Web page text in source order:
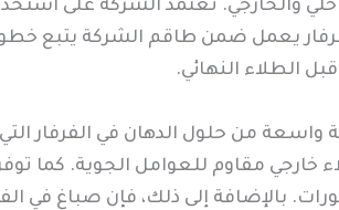
والخارجي. تعتمد الشركة على
يعمل ضمن طاقم الشركة يتبع
الطلاء النهائي.
من حلول الدهان في الفرفار
خارجي مقاوم للعوامل الجوية. كما
بالإضافة إلى ذلك، فإن صباغ